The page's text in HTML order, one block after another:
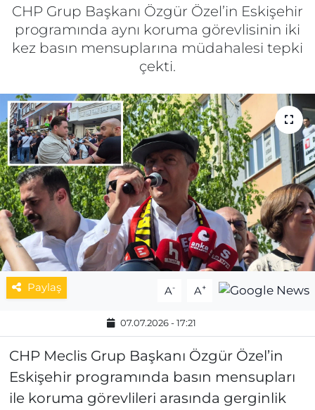
CHP Grup Başkanı Özgür Özel’in Eskişehir
programında aynı koruma görevlisinin iki
kez basın mensuplarına müdahalesi tepki
çekti.
Paylaş A- A+
07.07.2026 - 17:21
CHP Meclis Grup Başkanı Özgür Özel’in
Eskişehir programında basın mensupları
ile koruma görevlileri arasında gerginlik
SAĞLIK
EĞİTİM
MAGAZİN
ESKİŞEHİRSPOR
Haber Arşivi